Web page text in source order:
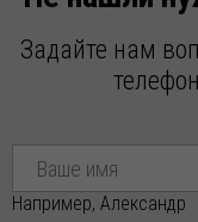
Внимание!
уже на складе! 🔥
Задайте нам
Например, Александр